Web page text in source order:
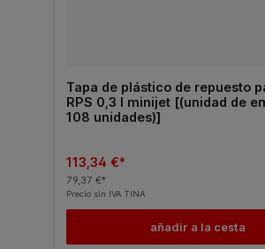
Tapa de plástico de repuesto
RPS 0,3 l minijet [(unidad de
108 unidades)]
113,34 €*
79,37 €*
Precio sin IVA TINA
añadir a la cesta